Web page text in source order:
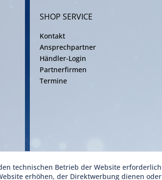
SHOP SERVICE
Kontakt
Ansprechpartner
Händler-Login
Partnerfirmen
Termine
* Alle Preise inkl. gesetzl.
technischen Betrieb der Website
erhöhen, der Direktwerbung dienen